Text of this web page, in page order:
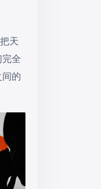
天
完全
的